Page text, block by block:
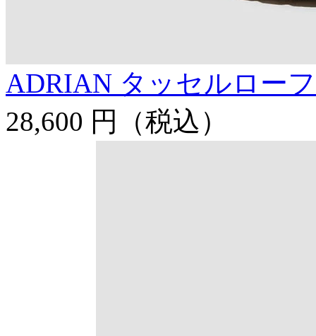
ADRIAN タッセルロー
28,600 円
（税込）